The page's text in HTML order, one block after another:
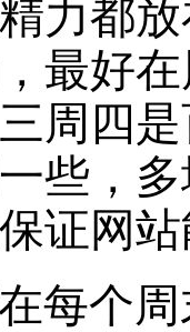
力都
最好
周四
些，
证网
每个